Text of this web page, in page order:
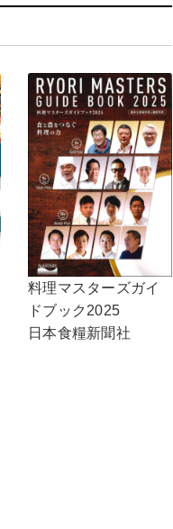
料理マスターズガイ
ドブック2025
日本食糧新聞社